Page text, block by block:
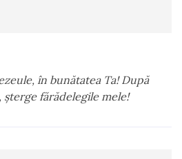
în bunătatea Ta! După
fărădelegile mele!